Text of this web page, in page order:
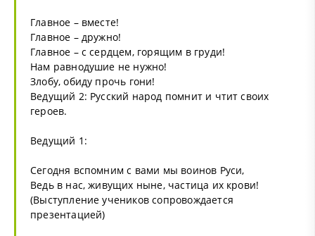
Главное – вместе!
Главное – дружно!
Главное – с сердцем, горящим в груди!
Нам равнодушие не нужно!
Злобу, обиду прочь гони!
Ведущий 2: Русский народ помнит и чтит своих
героев.
Ведущий 1:
Сегодня вспомним с вами мы воинов Руси,
Ведь в нас, живущих ныне, частица их крови!
(Выступление учеников сопровождается
презентацией)